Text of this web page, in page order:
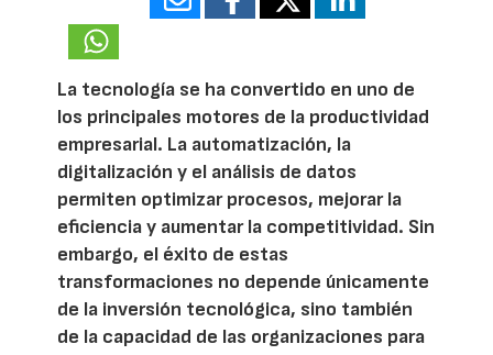
La tecnología se ha convertido en uno de
los principales motores de la productividad
empresarial. La automatización, la
digitalización y el análisis de datos
permiten optimizar procesos, mejorar la
eficiencia y aumentar la competitividad. Sin
embargo, el éxito de estas
transformaciones no depende únicamente
de la inversión tecnológica, sino también
de la capacidad de las organizaciones para